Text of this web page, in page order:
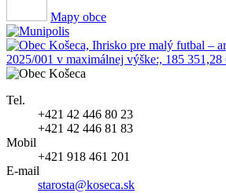
Mapy obce
Tel.
+421 42 446 80 23
+421 42 446 81 83
Mobil
+421 918 461 201
E-mail
starosta@koseca.sk